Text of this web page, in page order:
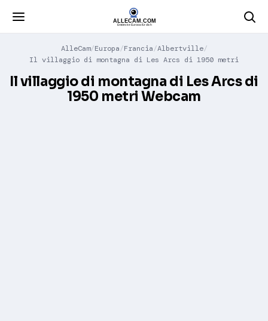
AlleCam Europa Francia Albertville
Il villaggio di montagna di Les Arcs di 1950 metri
Il villaggio di montagna di Les Arcs di
1950 metri Webcam